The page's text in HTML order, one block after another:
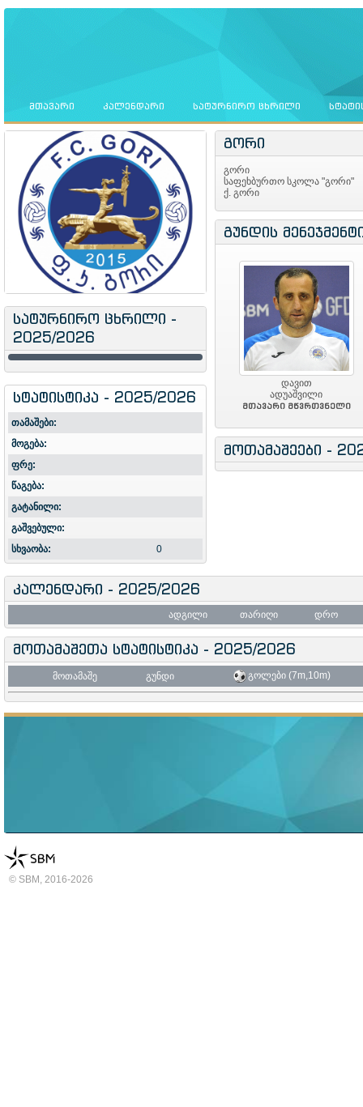
ᲛᲗᲐᲕᲐᲠᲘ ᲙᲐᲚᲔᲜᲓᲐᲠᲘ ᲡᲐᲢᲣᲠᲜᲘᲠᲝ ᲪᲮᲠᲘᲚᲘ
სატურნირო ცხრილი -
2025/2026
სტატისტიკა - 2025/2026
თამაშები:
მოგება:
ფრე:
წაგება:
გატანილი:
გაშვებული:
სხვაობა:
0
გორი
გორი
საფეხბურთო სკოლა "გორი"
ქ. გორი
გუნდის
დავით
ადუაშვილი
მთავარი მწვრთვნელი
მოთამაშეები -
კალენდარი - 2025/2026
ადგილი თარიღი დრო
მოთამაშეთა სტატისტიკა - 2025/2026
მოთამაშე გუნდი გოლები (7m,10m)
© SBM, 2016-2026